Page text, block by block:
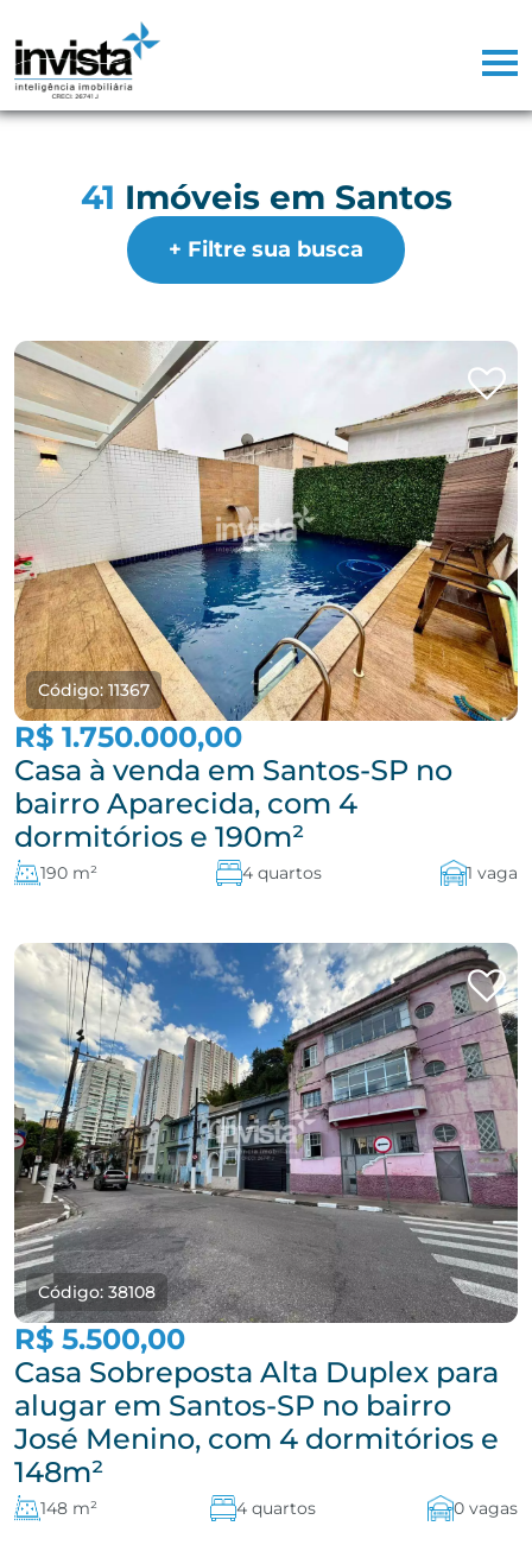
41 Imóveis em Santos
+ Filtre sua busca
Código: 11367
R$ 1.750.000,00
Casa à venda em Santos-SP no
bairro Aparecida, com 4
dormitórios e 190m²
190 m² 4 quartos 1 vaga
Código: 38108
R$ 5.500,00
Casa Sobreposta Alta Duplex para
alugar em Santos-SP no bairro
José Menino, com 4 dormitórios e
148m²
148 m² 4 quartos 0 vagas